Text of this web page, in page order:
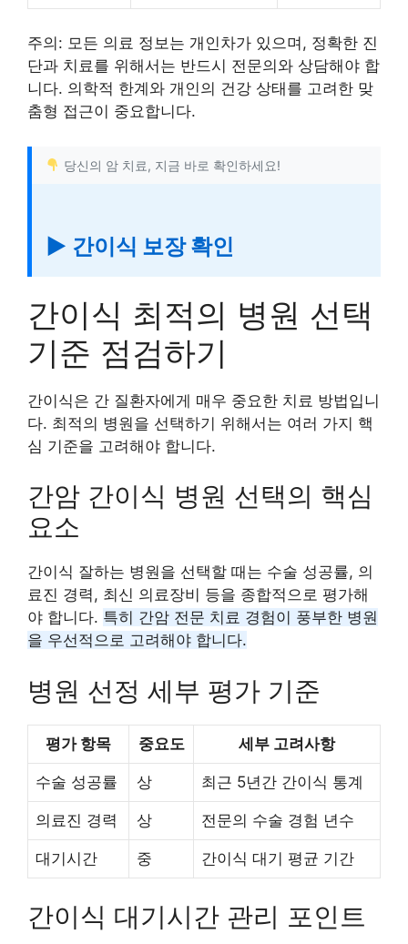
주의: 모든 의료 정보는 개인차가 있으며, 정확한 진
단과 치료를 위해서는 반드시 전문의와 상담해야 합
니다. 의학적 한계와 개인의 건강 상태를 고려한 맞
춤형 접근이 중요합니다.
당신의 암 치료, 지금 바로 확인하세요!
▶ 간이식 보장 확인
간이식 최적의 병원 선택
기준 점검하기
간이식은 간 질환자에게 매우 중요한 치료 방법입니
다. 최적의 병원을 선택하기 위해서는 여러 가지 핵
심 기준을 고려해야 합니다.
간암 간이식 병원 선택의 핵심
요소
간이식 잘하는 병원을 선택할 때는 수술 성공률, 의
료진 경력, 최신 의료장비 등을 종합적으로 평가해
야 합니다. 특히 간암 전문 치료 경험이 풍부한 병원
을 우선적으로 고려해야 합니다.
병원 선정 세부 평가 기준
평가 항목 중요도 세부 고려사항
수술 성공률 상 최근 5년간 간이식 통계
의료진 경력 상 전문의 수술 경험 년수
대기시간 중 간이식 대기 평균 기간
간이식 대기시간 관리 포인트